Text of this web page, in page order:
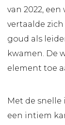
van 2022,
vertaalde
goud als
kwamen. De
element toe
Met de
een intiem